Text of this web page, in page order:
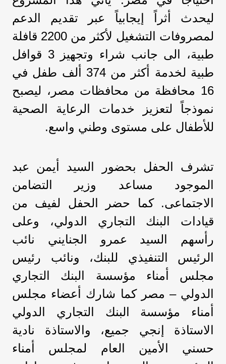
ليحدث أثراً إيجابياً عبر تقديم الدعم
لمصروفات التشغيل لأكثر من 2200 قافلة
طبية، الى جانب شراء وتجهيز 3 قوافل
طبية لخدمة أكثر من 374 ألف طفل في
16 محافظة من محافظات مصر، ليصبح
نموذجاً لتعزيز خدمات الرعاية الصحية
للأطفال على مستوى وطني واسع.
تشرف الحفل بحضور السيد أيمن عبد
الموجود مساعد وزير التضامن
الاجتماعى. كما حضر الحفل لفيف من
قيادات البنك التجاري الدولي، وعلى
رأسهم السيد عمرو الجنايني نائب
الرئيس التنفيذي للبنك، ونائب رئيس
مجلس أمناء مؤسسة البنك التجاري
الدولي – مصر كما شارك أعضاء مجلس
أمناء مؤسسة البنك التجاري الدولي
الاستاذة إنجي جميع، والاستاذة نادية
حسني الأمين العام لمجلس أمناء